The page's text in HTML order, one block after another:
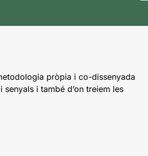
pròpia i co-dissenyada
i també d’on treiem les